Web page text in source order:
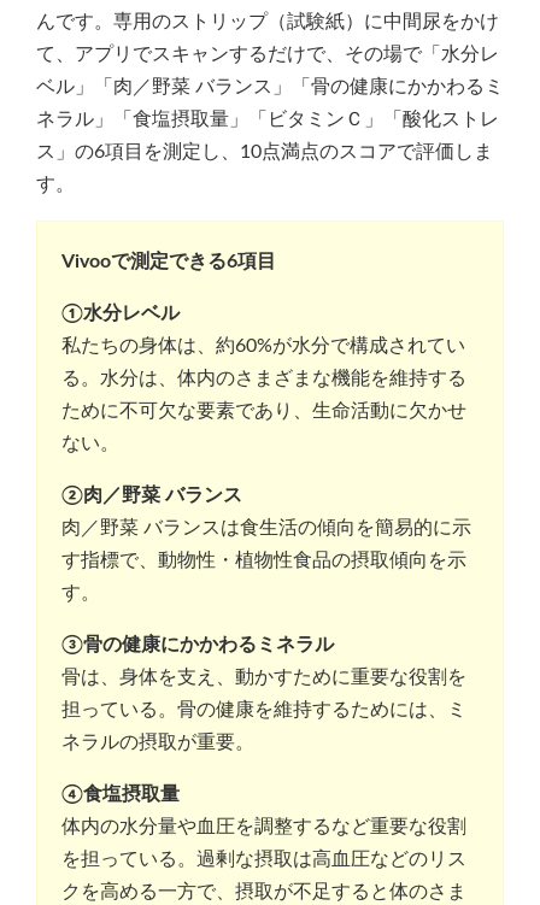
んです。専用のストリップ（試験紙）に中間尿をかけ
て、アプリでスキャンするだけで、その場で「水分レ
ベル」「肉／野菜 バランス」「骨の健康にかかわるミ
ネラル」「食塩摂取量」「ビタミンＣ」「酸化ストレ
ス」の6項目を測定し、10点満点のスコアで評価しま
す。
Vivooで測定できる6項目
①水分レベル
私たちの身体は、約60%が水分で構成されてい
る。水分は、体内のさまざまな機能を維持する
ために不可欠な要素であり、生命活動に欠かせ
ない。
②肉／野菜 バランス
肉／野菜 バランスは食生活の傾向を簡易的に示
す指標で、動物性・植物性食品の摂取傾向を示
す。
③骨の健康にかかわるミネラル
骨は、身体を支え、動かすために重要な役割を
担っている。骨の健康を維持するためには、ミ
ネラルの摂取が重要。
④食塩摂取量
体内の水分量や血圧を調整するなど重要な役割
を担っている。過剰な摂取は高血圧などのリス
クを高める一方で、摂取が不足すると体のさま